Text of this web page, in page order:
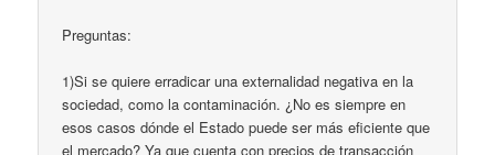
Preguntas:
1)Si se quiere erradicar una externalidad negativa en la
sociedad, como la contaminación. ¿No es siempre en
esos casos dónde el Estado puede ser más eficiente que
el mercado? Ya que cuenta con precios de transacción